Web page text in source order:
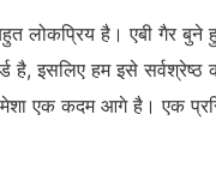
लोकप्रिय है। एबी गैर बुने
है, इसलिए हम इसे सर्वश्रेष्ठ
एक कदम आगे है। एक